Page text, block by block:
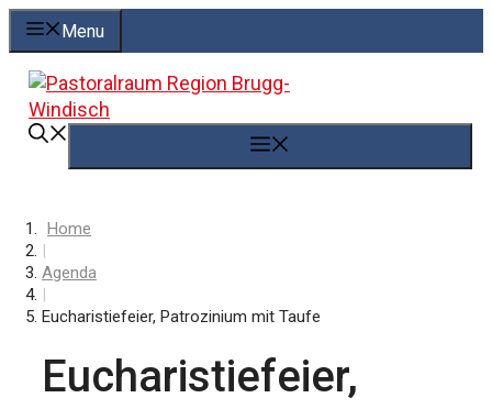
Springe
zum
Inhalt
Menu
Home
|
Agenda
|
Eucharistiefeier, Patrozinium mit Taufe
Eucharistiefeier,